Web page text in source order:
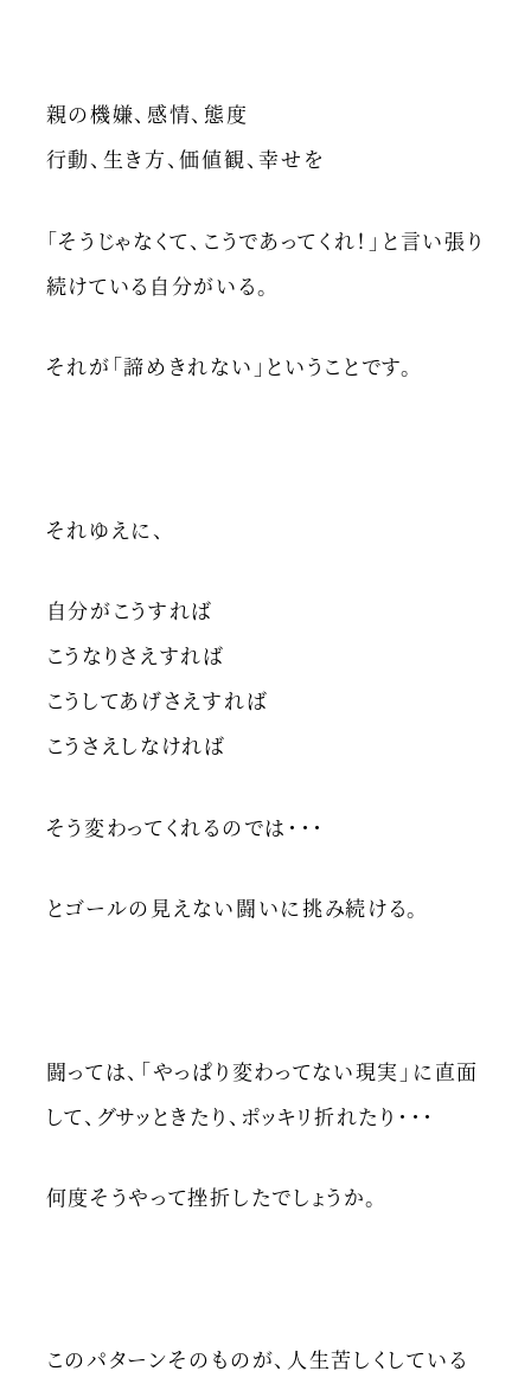
親の機嫌、感情、態度
行動、生き方、価値観、幸せを
「そうじゃなくて、こうであってくれ！」と言い張り
続けている自分がいる。
それが「諦めきれない」ということです。
それゆえに、
自分がこうすれば
こうなりさえすれば
こうしてあげさえすれば
こうさえしなければ
そう変わってくれるのでは・・・
とゴールの見えない闘いに挑み続ける。
闘っては、「やっぱり変わってない現実」に直面
して、グサッときたり、ポッキリ折れたり・・・
何度そうやって挫折したでしょうか。
このパターンそのものが、人生苦しくしている